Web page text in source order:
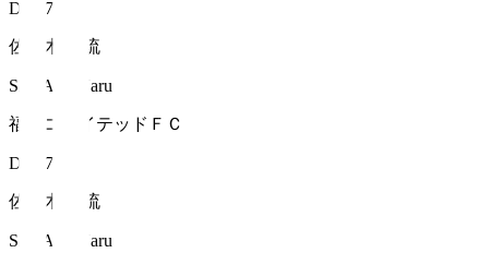
DF 37
佐々木 奈琉
SASAKI Naru
福島ユナイテッドＦＣ
DF 37
佐々木 奈琉
SASAKI Naru